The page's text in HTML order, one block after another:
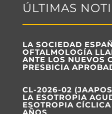
ÚLTIMAS
LA SOCIEDAD
OFTALMOLOGÍA
ANTE LOS NUEVOS
PRESBICIA
CL-2026-02
LA ESOTROPIA
ESOTROPIA